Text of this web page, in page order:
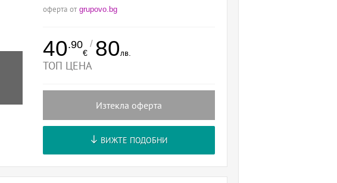
оферта от grupovo.bg
40.90
€
/ 80лв.
ТОП ЦЕНА
Изтекла оферта
ВИЖТЕ ПОДОБНИ